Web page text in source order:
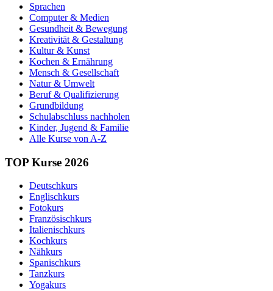
Sprachen
Computer & Medien
Gesundheit & Bewegung
Kreativität & Gestaltung
Kultur & Kunst
Kochen & Ernährung
Mensch & Gesellschaft
Natur & Umwelt
Beruf & Qualifizierung
Grundbildung
Schulabschluss nachholen
Kinder, Jugend & Familie
Alle Kurse von A-Z
TOP Kurse 2026
Deutschkurs
Englischkurs
Fotokurs
Französischkurs
Italienischkurs
Kochkurs
Nähkurs
Spanischkurs
Tanzkurs
Yogakurs